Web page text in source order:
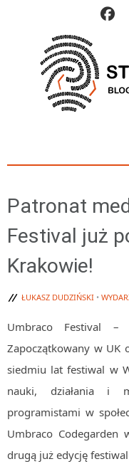
Patronat
Festival już
Krakowie!
ŁUKASZ DUDZIŃSKI •
Umbraco
Zapoczątkowany w UK
siedmiu lat festiwal w
nauki, działania i
programistami w
Umbraco
drugą już edycję